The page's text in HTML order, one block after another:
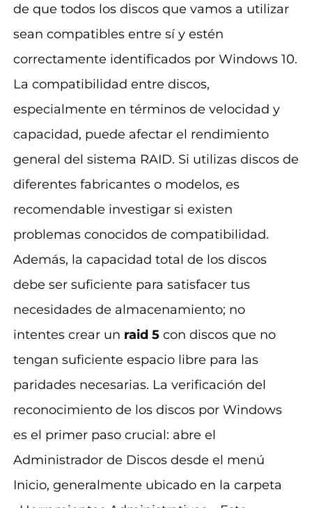
de que todos los discos que vamos a utilizar
sean compatibles entre sí y estén
correctamente identificados por Windows 10.
La compatibilidad entre discos,
especialmente en términos de velocidad y
capacidad, puede afectar el rendimiento
general del sistema RAID. Si utilizas discos de
diferentes fabricantes o modelos, es
recomendable investigar si existen
problemas conocidos de compatibilidad.
Además, la capacidad total de los discos
debe ser suficiente para satisfacer tus
necesidades de almacenamiento; no
intentes crear un raid 5con discos que no
tengan suficiente espacio libre para las
paridades necesarias. La verificación del
reconocimiento de los discos por Windows
es el primer paso crucial: abre el
Administrador de Discos desde el menú
Inicio, generalmente ubicado en la carpeta